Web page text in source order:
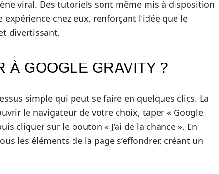
viral. Des tutoriels sont même mis à disposition
chez eux, renforçant l’idée que le
divertissant.
À GOOGLE GRAVITY ?
simple qui peut se faire en quelques clics. La
le navigateur de votre choix, taper « Google
cliquer sur le bouton « J’ai de la chance ». En
les éléments de la page s’effondrer, créant un